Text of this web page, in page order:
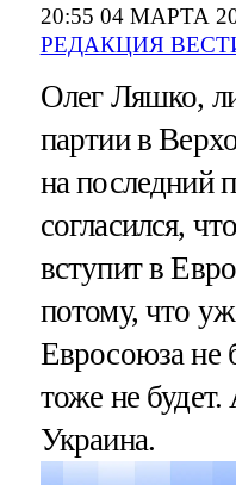
20:55 04 МАРТА
РЕДАКЦИЯ
Олег Ляшко,
партии в
на последний
согласился,
вступит в
потому, что
Евросоюза не
тоже не
Украина.